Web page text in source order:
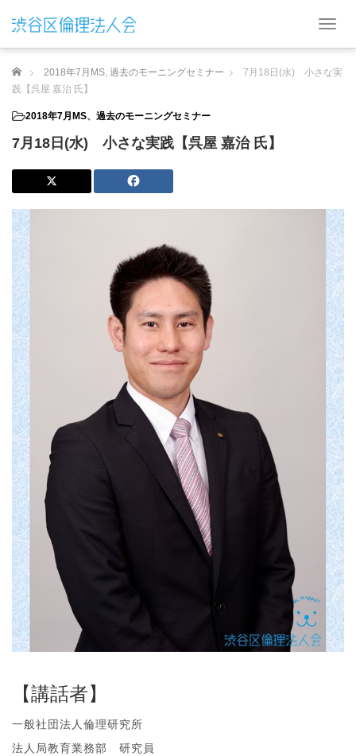
T
g
n
ホーム 2018年7月MS, 過去のモーニングセミナー
7月18日(水) 小さな実
践【呉屋 嘉治 氏】
2018年7月MS、 過去のモーニングセミナー
7月18日(水) 小さな実践【呉屋 嘉治 氏】
【講話者】
一般社団法人倫理研究所
法人局教育業務部 研究員